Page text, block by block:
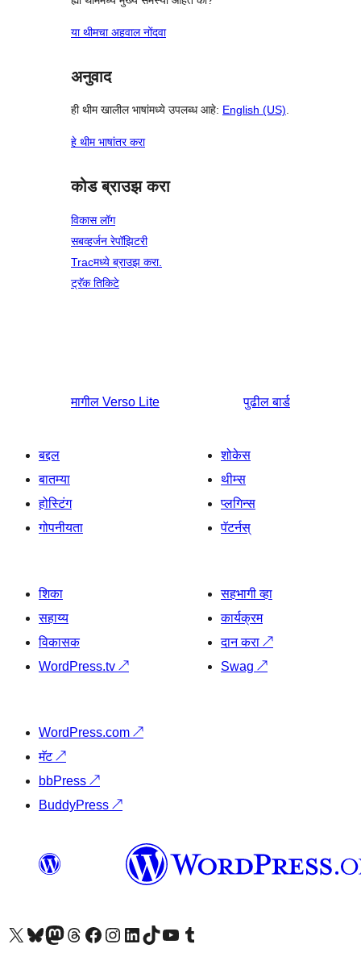
या थीमचा अहवाल नोंदवा
अनुवाद
ही थीम खालील भाषांमध्ये उपलब्ध आहे: English (US).
हे थीम भाषांतर करा
कोड ब्राउझ करा
विकास लॉग
सबव्हर्जन रेपॉझिटरी
Tracमध्ये ब्राउझ करा.
ट्रॅक तिकिटे
मागील Verso Lite पुढील बार्ड
बद्दल
बातम्या
होस्टिंग
गोपनीयता
शोकेस
थीम्स
प्लगिन्स
पॅटर्नस्
शिका
सहाय्य
विकासक
WordPress.tv ↗
सहभागी व्हा
कार्यक्रम
दान करा ↗
Swag ↗
WordPress.com ↗
मॅट↗
bbPress ↗
BuddyPress ↗
आमच्या X (एक्स) (पूर्वीचे ट्विटर) खात्याला भेट द्या आमच्या ब्लूस्की खात्याला भेट द्या.आमच्या Mastodon खात्याला भेट द्या.आमच्या थ्रेड्स खात्याला भेट द्या. आमच्या फेसबुक पेजला भेट द्या आमच्या इंस्टाग्राम खात्याला भेट द्या आमच्या लिंक्डइन खात्याला भेट द्या आमच्या टिकटॉक अकाउंटला भेट द्या.आमच्या यूट्यूब चॅनेलला भेट द्या आमच्या टंबलर खात्याला भेट द्या.